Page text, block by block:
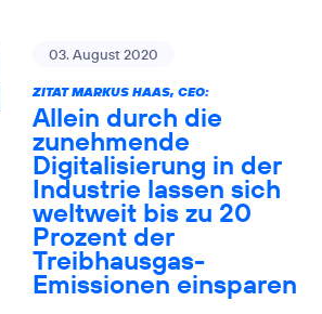
03. August 2020
ZITAT MARKUS HAAS, CEO:
Allein durch die
zunehmende
Digitalisierung in der
Industrie lassen sich
weltweit bis zu 20
Prozent der
Treibhausgas-
Emissionen einsparen